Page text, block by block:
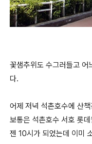
꽃샘추위도 수그러들고 어
다.
어제 저녁 석촌호수에 산
보통은 석촌호수 서호 롯
젠 10시가 되었는데 이미